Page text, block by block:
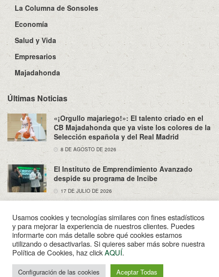
La Columna de Sonsoles
Economía
Salud y Vida
Empresarios
Majadahonda
Últimas Noticias
«¡Orgullo majariego!»: El talento criado en el
CB Majadahonda que ya viste los colores de la
Selección española y del Real Madrid
8 DE AGOSTO DE 2026
El Instituto de Emprendimiento Avanzado
despide su programa de Incibe
17 DE JULIO DE 2026
Sobre Nosotros Política de Privacidad
Aviso Legal
Contacto
© 2022Enpapel- Tu periodico de Madahonda.
Usamos cookies y tecnologías similares con fines estadísticos
y para mejorar la experiencia de nuestros clientes. Puedes
informarte con más detalle sobre qué cookies estamos
utilizando o desactivarlas. Si quieres saber más sobre nuestra
Política de Cookies, haz clickAQUÍ.
Configuración de las cookies Aceptar Todas